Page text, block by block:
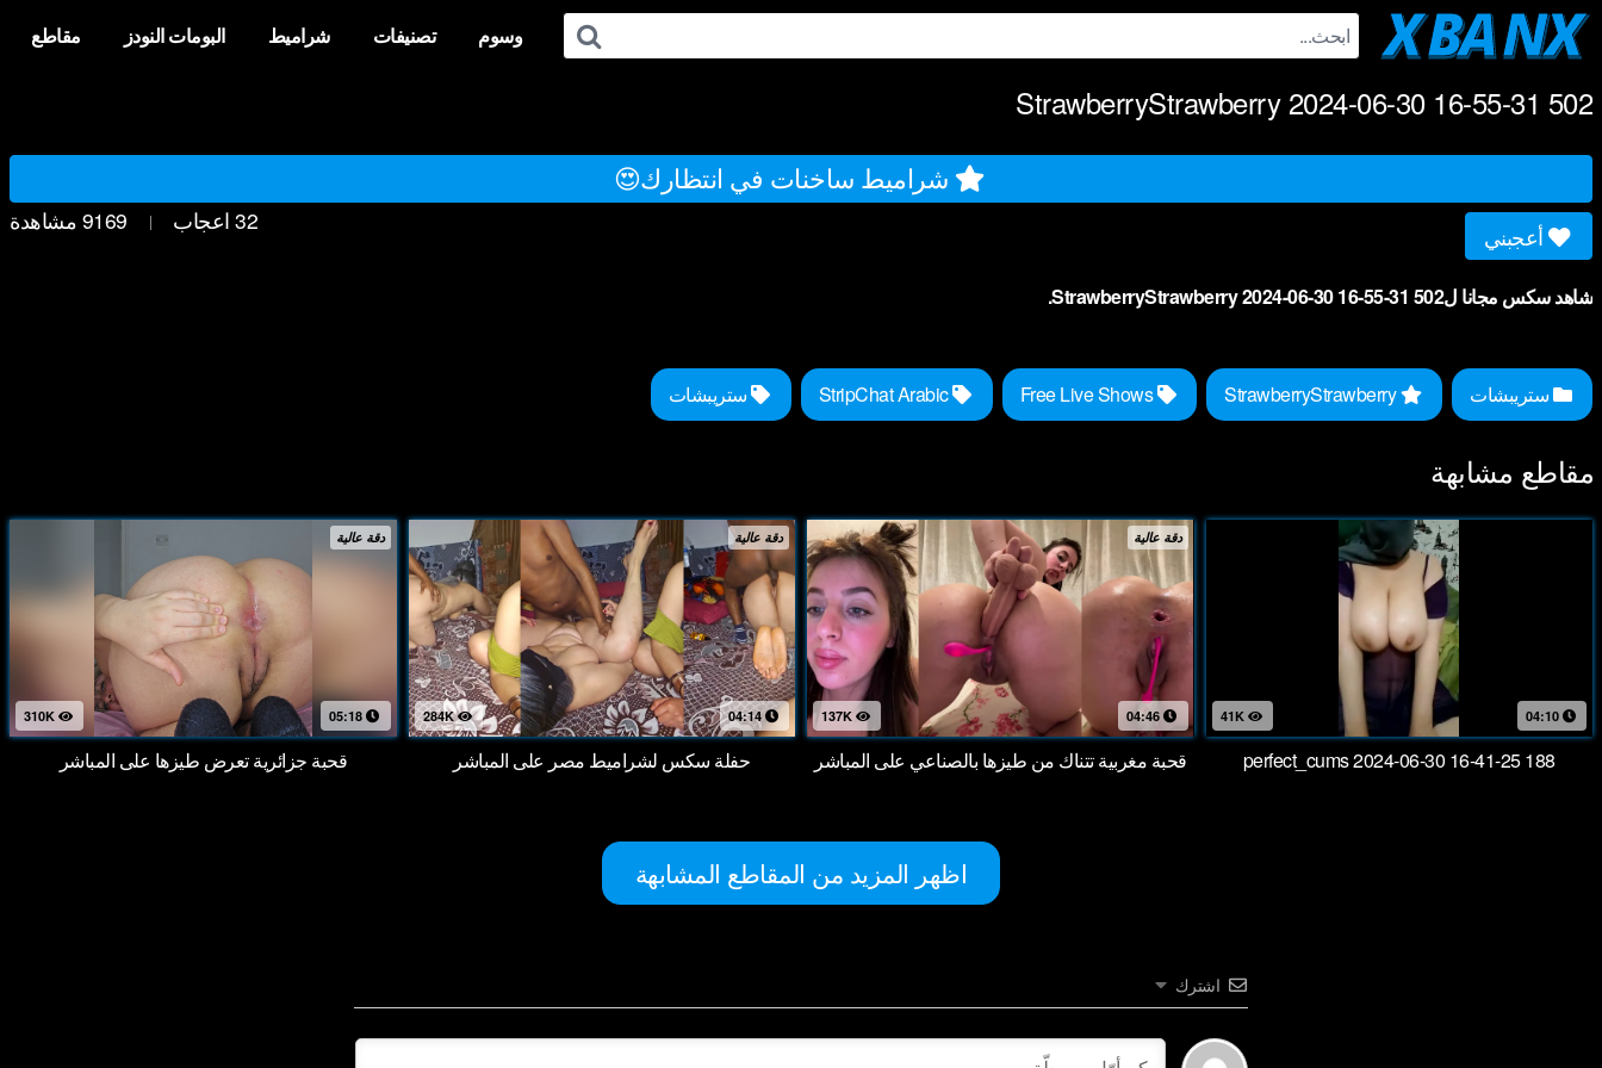
Skip
مقاطع البومات النودز شراميط تصنيفات وسوم
StrawberryStrawberry 2024-06-30 16-55-31 502
شراميط ساخنات في انتظارك😍
9169 مشاهدة | 32 اعجاب
أعجبني
شاهد سكس مجانا لStrawberryStrawberry 2024-06-30 16-55-31 502.
ستريبشات StrawberryStrawberry
Free Live Shows
StripChat Arabic ستريبشات
مقاطع مشابهة
دقة عالية
05:18
قحبة جزائرية تعرض طيزها على المباشر
دقة عالية
284K 04:14
حفلة سكس لشراميط مصر على المباشر
دقة عالية
04:46
قحبة مغربية تتناك من طيزها بالصناعي على المباشر
41K 04:10
perfect_cums 2024-06-30 16-41-25 188
اظهر المزيد من المقاطع المشابهة
اشترك